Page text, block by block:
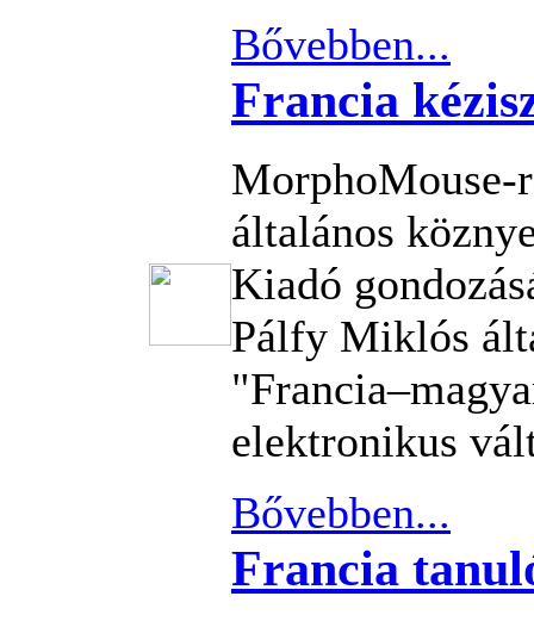
Bővebben...
Francia
MorphoMouse-
általános
Kiadó
Pálfy Miklós
elektronikus
Bővebben...
Francia